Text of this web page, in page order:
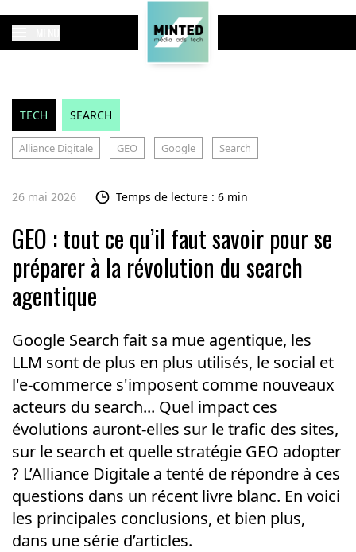
TECH SEARCH
Alliance Digitale GEO Google Search
26 mai 2026 Temps de lecture : 6 min
GEO : tout ce qu’il faut savoir pour se
préparer à la révolution du search
agentique
Google Search fait sa mue agentique, les
LLM sont de plus en plus utilisés, le social et
l'e-commerce s'imposent comme nouveaux
acteurs du search... Quel impact ces
évolutions auront-elles sur le trafic des sites,
sur le search et quelle stratégie GEO adopter
? L’Alliance Digitale a tenté de répondre à ces
questions dans un récent livre blanc. En voici
les principales conclusions, et bien plus,
dans une série d’articles.